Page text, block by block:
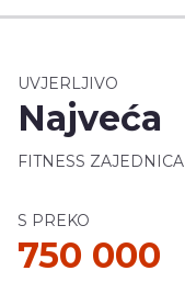
UVJERLJIVO
Najveća
FITNESS ZAJEDNICA
S PREKO
750 000